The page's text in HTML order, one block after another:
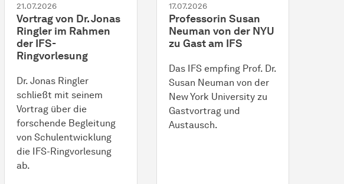
21.07.2026
Vortrag von Dr. Jonas
Ringler im Rahmen
der IFS-
Ringvorlesung
Dr. Jonas Ringler
schließt mit seinem
Vortrag über die
forschende Begleitung
von Schulentwicklung
die IFS-Ringvorlesung
ab.
17.07.2026
Professorin Susan
Neuman von der NYU
zu Gast am IFS
Das IFS empfing Prof. Dr.
Susan Neuman von der
New York University zu
Gastvortrag und
Austausch.